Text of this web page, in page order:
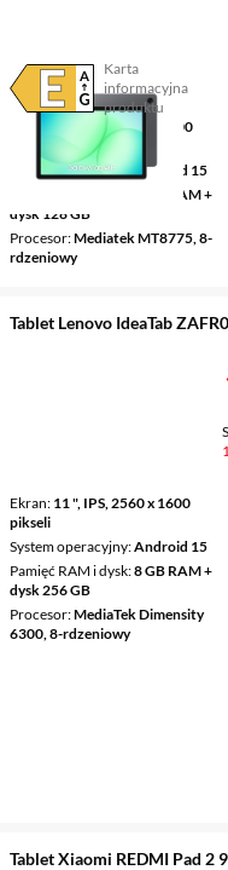
Karta
informacyjna
produktu
Plik w formacie pdf
(otworzy się w
Ekran 11 ", TFT, 1920 x 1200
System operacyjny Android 15
6 GB RAM +
dysk 128 GB
Procesor Mediatek MT8775, 8-
rdzeniowy
Tablet Lenovo IdeaTab
Ekran 11 ", IPS, 2560 x 1600
pikseli
System operacyjny Android 15
Pamięć RAM i dysk 8 GB RAM +
dysk 256 GB
Procesor MediaTek Dimensity
6300, 8-rdzeniowy
Tablet Xiaomi REDMI Pad 2